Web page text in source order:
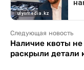
Следующая новость
Наличие квоты
раскрыли детали